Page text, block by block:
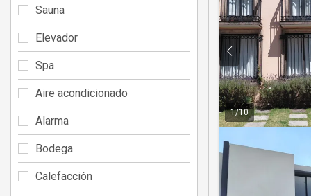
1/10
Sauna
Elevador
Spa
Aire acondicionado
Alarma
Bodega
Calefacción